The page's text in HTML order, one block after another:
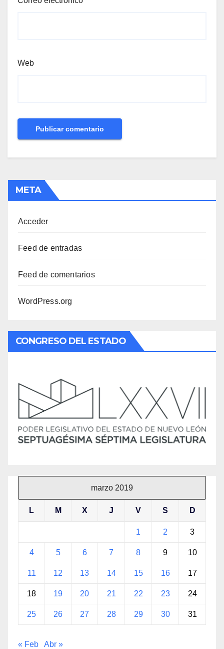
Web
META
Acceder
Feed de entradas
Feed de comentarios
WordPress.org
CONGRESO DEL ESTADO
marzo 2019
L M X J V S D
1 2 3
4 5 6 7 8 9 10
11 12 13 14 15 16 17
18 19 20 21 22 23 24
25 26 27 28 29 30 31
« Feb Abr »